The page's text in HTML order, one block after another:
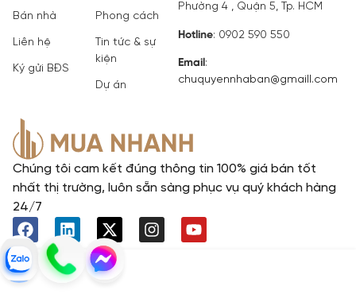
Chúng tôi cam kết đúng thông tin 100% giá bán tốt
nhất thị trường, luôn sẵn sàng phục vụ quý khách hàng
24/7
Bán nhà
Liên hệ
Ký gửi BĐS
Phong cách
Tin tức & sự
kiện
Dự án
Phường 4 , Quận 5, Tp. HCM
Hotline: 0902 590 550
Email :
chuquyennhaban@gmaill.com